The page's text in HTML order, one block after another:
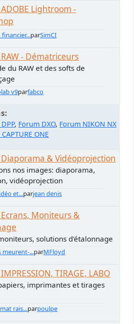
Lightroom -
parSimCI
- Dématriceurs
du RAW et des softs de
v9parfabco
Forum DXO Forum NIKON NX
ONE
Diaporama & Vidéoprojection
nos images: diaporama,
vidéoprojection
et...parjean denis
Ecrans, Moniteurs &
solutions d'étalonnage
meurent-...parMFloyd
TIRAGE, LABO
imprimantes et tirages
rais...parpoulpe